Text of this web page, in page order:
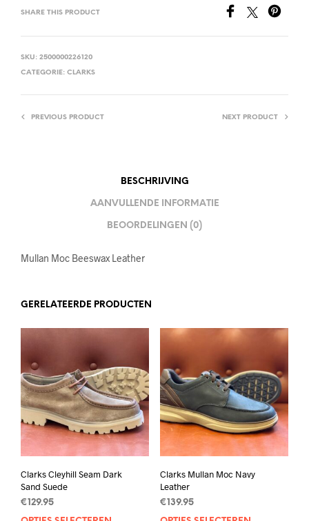
SHARE THIS PRODUCT
SKU: 2500000226120
CATEGORIE: CLARKS
PREVIOUS PRODUCT NEXT PRODUCT
BESCHRIJVING
AANVULLENDE INFORMATIE
BEOORDELINGEN (0)
Mullan Moc Beeswax Leather
GERELATEERDE PRODUCTEN
Clarks Cleyhill Seam Dark
Sand Suede
€ 129.95
Clarks Mullan Moc Navy
Leather
€ 139.95